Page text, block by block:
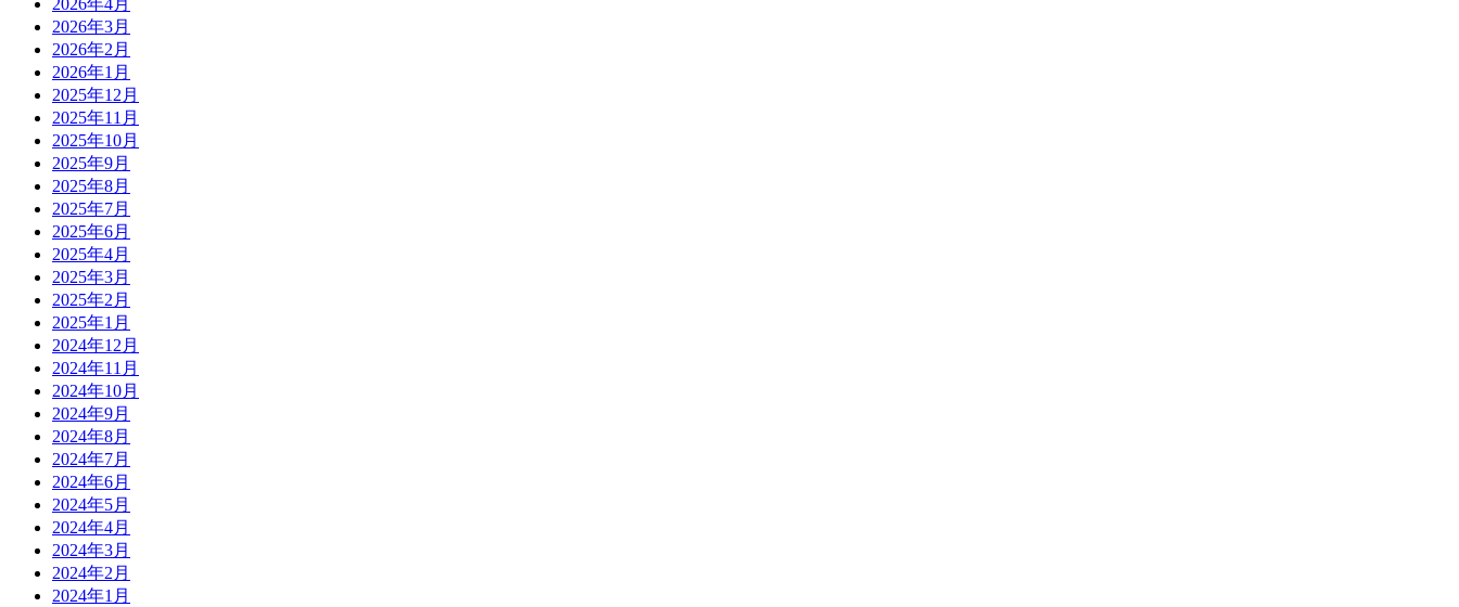
2026年4月
2026年3月
2026年2月
2026年1月
2025年12月
2025年11月
2025年10月
2025年9月
2025年8月
2025年7月
2025年6月
2025年4月
2025年3月
2025年2月
2025年1月
2024年12月
2024年11月
2024年10月
2024年9月
2024年8月
2024年7月
2024年6月
2024年5月
2024年4月
2024年3月
2024年2月
2024年1月